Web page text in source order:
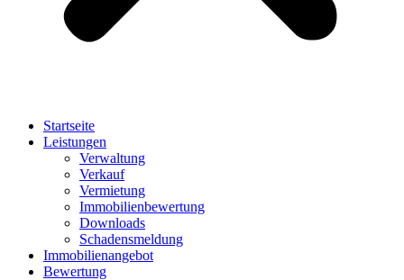
Startseite
Leistungen
Verwaltung
Verkauf
Vermietung
Immobilienbewertung
Downloads
Schadensmeldung
Immobilienangebot
Bewertung